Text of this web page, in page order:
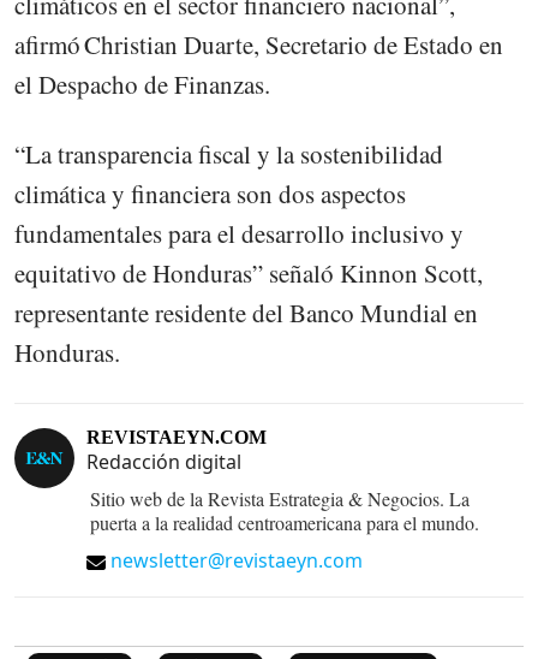
afirmó Christian Duarte, Secretario de Estado en
el Despacho de Finanzas.
“La transparencia fiscal y la sostenibilidad
climática y financiera son dos aspectos
fundamentales para el desarrollo inclusivo y
equitativo de Honduras” señaló Kinnon Scott,
representante residente del Banco Mundial en
Honduras.
REVISTAEYN.COM
Redacción digital
Sitio web de la Revista Estrategia & Negocios. La
puerta a la realidad centroamericana para el mundo.
newsletter@revistaeyn.com